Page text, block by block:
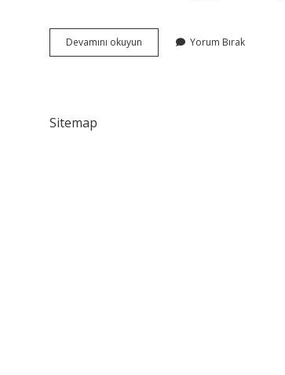
Devamını okuyun Hiroşima
Da
Yorum Bırak
Sitemap